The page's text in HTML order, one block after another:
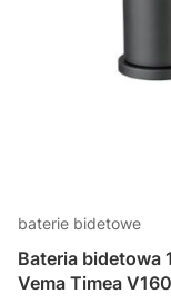
baterie bidetowe
Bateria bidetowa
Vema Timea